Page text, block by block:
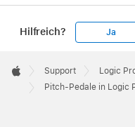
Hilfreich? Ja
Footer

Apple
Support
Logic
Pitch-Pedale in Logic